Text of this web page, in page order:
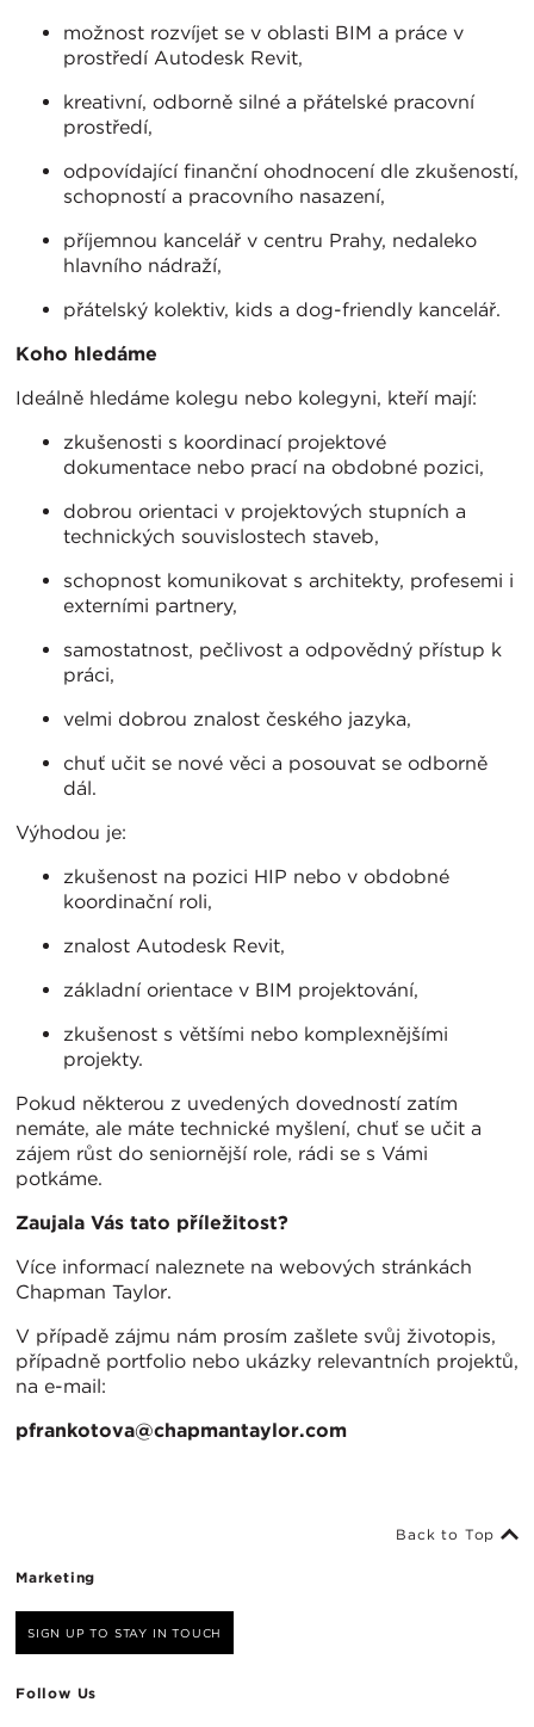
možnost rozvíjet se v oblasti BIM a práce v
prostředí Autodesk Revit,
kreativní, odborně silné a přátelské pracovní
prostředí,
odpovídající finanční ohodnocení dle zkušeností,
schopností a pracovního nasazení,
příjemnou kancelář v centru Prahy, nedaleko
hlavního nádraží,
přátelský kolektiv, kids a dog-friendly kancelář.
Koho hledáme
Ideálně hledáme kolegu nebo kolegyni, kteří mají:
zkušenosti s koordinací projektové
dokumentace nebo prací na obdobné pozici,
dobrou orientaci v projektových stupních a
technických souvislostech staveb,
schopnost komunikovat s architekty, profesemi i
externími partnery,
samostatnost, pečlivost a odpovědný přístup k
práci,
velmi dobrou znalost českého jazyka,
chuť učit se nové věci a posouvat se odborně
dál.
Výhodou je:
zkušenost na pozici HIP nebo v obdobné
koordinační roli,
znalost Autodesk Revit,
základní orientace v BIM projektování,
zkušenost s většími nebo komplexnějšími
projekty.
Pokud některou z uvedených dovedností zatím
nemáte, ale máte technické myšlení, chuť se učit a
zájem růst do seniornější role, rádi se s Vámi
potkáme.
Zaujala Vás tato příležitost?
Více informací naleznete na webových stránkách
Chapman Taylor.
V případě zájmu nám prosím zašlete svůj životopis,
případně portfolio nebo ukázky relevantních projektů,
na e-mail:
pfrankotova@chapmantaylor.com
Marketing
SIGN UP TO STAY IN TOUCH
Follow Us
Back to Top